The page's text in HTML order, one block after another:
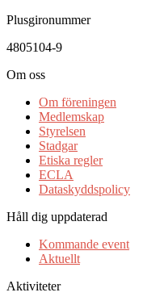
Plusgironummer
4805104-9
Om oss
Om föreningen
Medlemskap
Styrelsen
Stadgar
Etiska regler
ECLA
Dataskyddspolicy
Håll dig uppdaterad
Kommande event
Aktuellt
Aktiviteter